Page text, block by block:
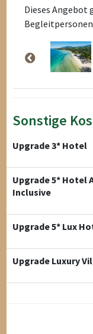
Dieses Angebot
Begleitpersonen
Sonstige
Upgrade 3* Hotel
Upgrade 5* Hotel
Inclusive
Upgrade 5* Lux
Upgrade Luxury